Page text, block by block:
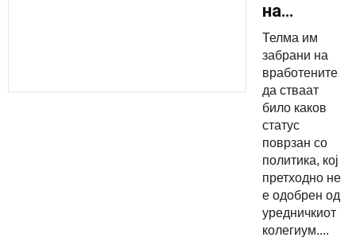
на
да
објавуваат
фејсбук
статуси?!
Телма им
забрани на
вработените
да стваат
било каков
статус
поврзан со
политика, кој
претходно не
е одобрен од
уредничкиот
колегиум....